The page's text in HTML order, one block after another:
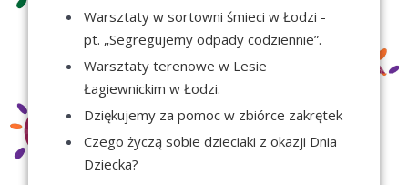
Warsztaty w sortowni śmieci w Łodzi -
pt. „Segregujemy odpady codziennie”.
Warsztaty terenowe w Lesie
Łagiewnickim w Łodzi.
Dziękujemy za pomoc w zbiórce zakrętek
Czego życzą sobie dzieciaki z okazji Dnia
Dziecka?